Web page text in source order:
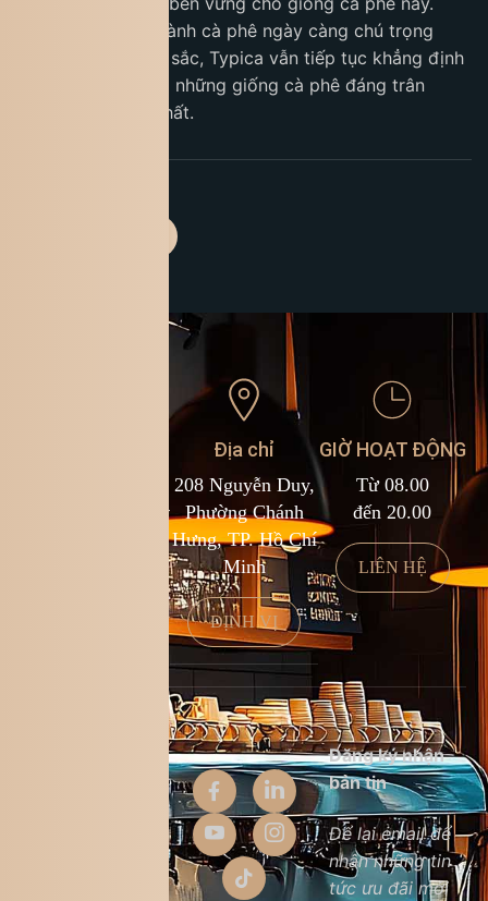
Trong bối cảnh ngành cà phê ngày càng chú trọng
chất lượng và bản sắc, Typica vẫn tiếp tục khẳng định
vị thế là một trong những giống cà phê đáng trân
trọng và gìn giữ nhất.
cs@kingcoffee.com
Địa chỉ
208 Nguyễn Duy,
Phường Chánh
Hưng, TP. Hồ Chí
Minh
ĐỊNH VỊ
GIỜ HOẠT ĐỘNG
Từ 08.00
đến 20.00
LIÊN HỆ
Đăng ký nhận
bản tin
Để lại email để
nhận những tin
tức ưu đãi mới